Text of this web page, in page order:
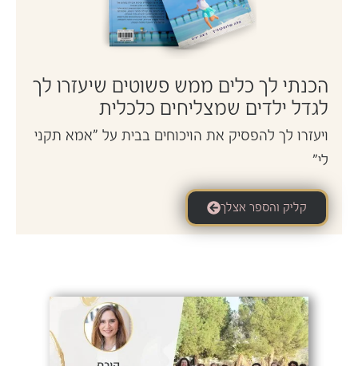
הכנתי לך כלים ממש פשוטים שיעזרו לך
לגדל ילדים שמצליחים כלכלית
ויעזרו לך להפסיק את הויכוחים בבית על "אמא תקני
לי"
קליק והספר אצלך